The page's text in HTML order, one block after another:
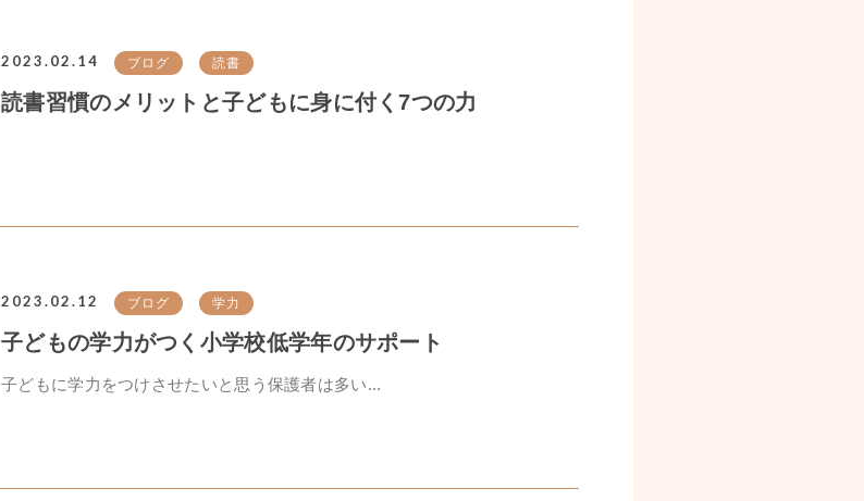
2023.02.14 ブログ 読書
読書習慣のメリットと子どもに身に付く7つの力
2023.02.12 ブログ 学力
子どもの学力がつく小学校低学年のサポート
子どもに学力をつけさせたいと思う保護者は多い...